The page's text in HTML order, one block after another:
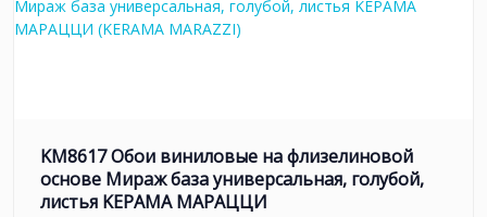
KM8617 Обои виниловые на флизелиновой
основе Мираж база универсальная, голубой,
листья KЕРАМА МАРАЦЦИ